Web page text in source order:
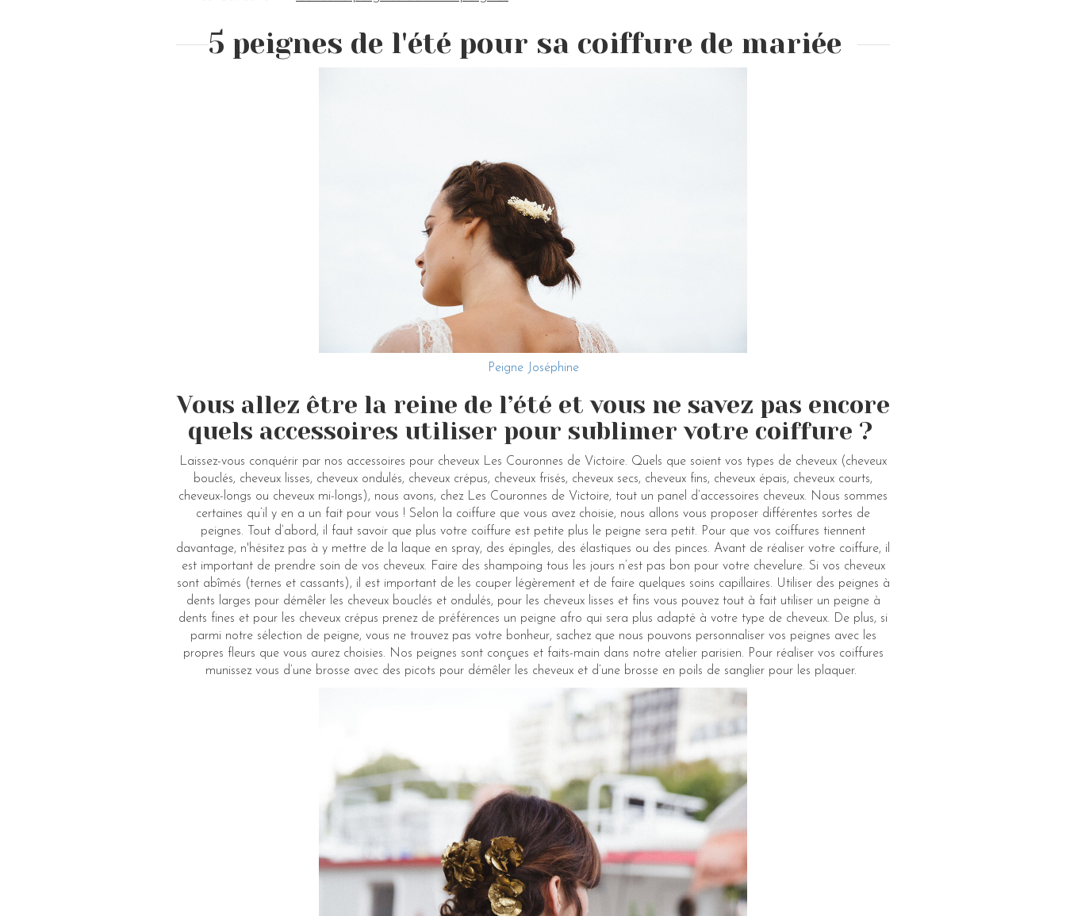
5 peignes de l'été pour sa coiffure de mariée
Peigne Joséphine
Vous allez être la reine de l’été et vous ne savez pas encore
quels accessoires utiliser pour sublimer votre coiffure ?
Laissez-vous conquérir par nos accessoires pour cheveux Les Couronnes de Victoire. Quels que soient vos types de cheveux (cheveux
bouclés, cheveux lisses, cheveux ondulés, cheveux crépus, cheveux frisés, cheveux secs, cheveux fins, cheveux épais, cheveux courts,
cheveux-longs ou cheveux mi-longs), nous avons, chez Les Couronnes de Victoire, tout un panel d’accessoires cheveux. Nous sommes
certaines qu’il y en a un fait pour vous ! Selon la coiffure que vous avez choisie, nous allons vous proposer différentes sortes de
peignes. Tout d’abord, il faut savoir que plus votre coiffure est petite plus le peigne sera petit. Pour que vos coiffures tiennent
davantage, n'hésitez pas à y mettre de la laque en spray, des épingles, des élastiques ou des pinces. Avant de réaliser votre coiffure, il
est important de prendre soin de vos cheveux. Faire des shampoing tous les jours n’est pas bon pour votre chevelure. Si vos cheveux
sont abîmés (ternes et cassants), il est important de les couper légèrement et de faire quelques soins capillaires. Utiliser des peignes à
dents larges pour démêler les cheveux bouclés et ondulés, pour les cheveux lisses et fins vous pouvez tout à fait utiliser un peigne à
dents fines et pour les cheveux crépus prenez de préférences un peigne afro qui sera plus adapté à votre type de cheveux. De plus, si
parmi notre sélection de peigne, vous ne trouvez pas votre bonheur, sachez que nous pouvons personnaliser vos peignes avec les
propres fleurs que vous aurez choisies. Nos peignes sont conçues et faits-main dans notre atelier parisien. Pour réaliser vos coiffures
munissez vous d’une brosse avec des picots pour démêler les cheveux et d’une brosse en poils de sanglier pour les plaquer.